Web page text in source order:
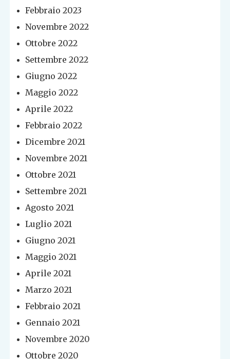
Febbraio 2023
Novembre 2022
Ottobre 2022
Settembre 2022
Giugno 2022
Maggio 2022
Aprile 2022
Febbraio 2022
Dicembre 2021
Novembre 2021
Ottobre 2021
Settembre 2021
Agosto 2021
Luglio 2021
Giugno 2021
Maggio 2021
Aprile 2021
Marzo 2021
Febbraio 2021
Gennaio 2021
Novembre 2020
Ottobre 2020